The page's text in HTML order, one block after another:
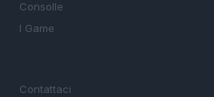
Consolle
I Game
Contattaci